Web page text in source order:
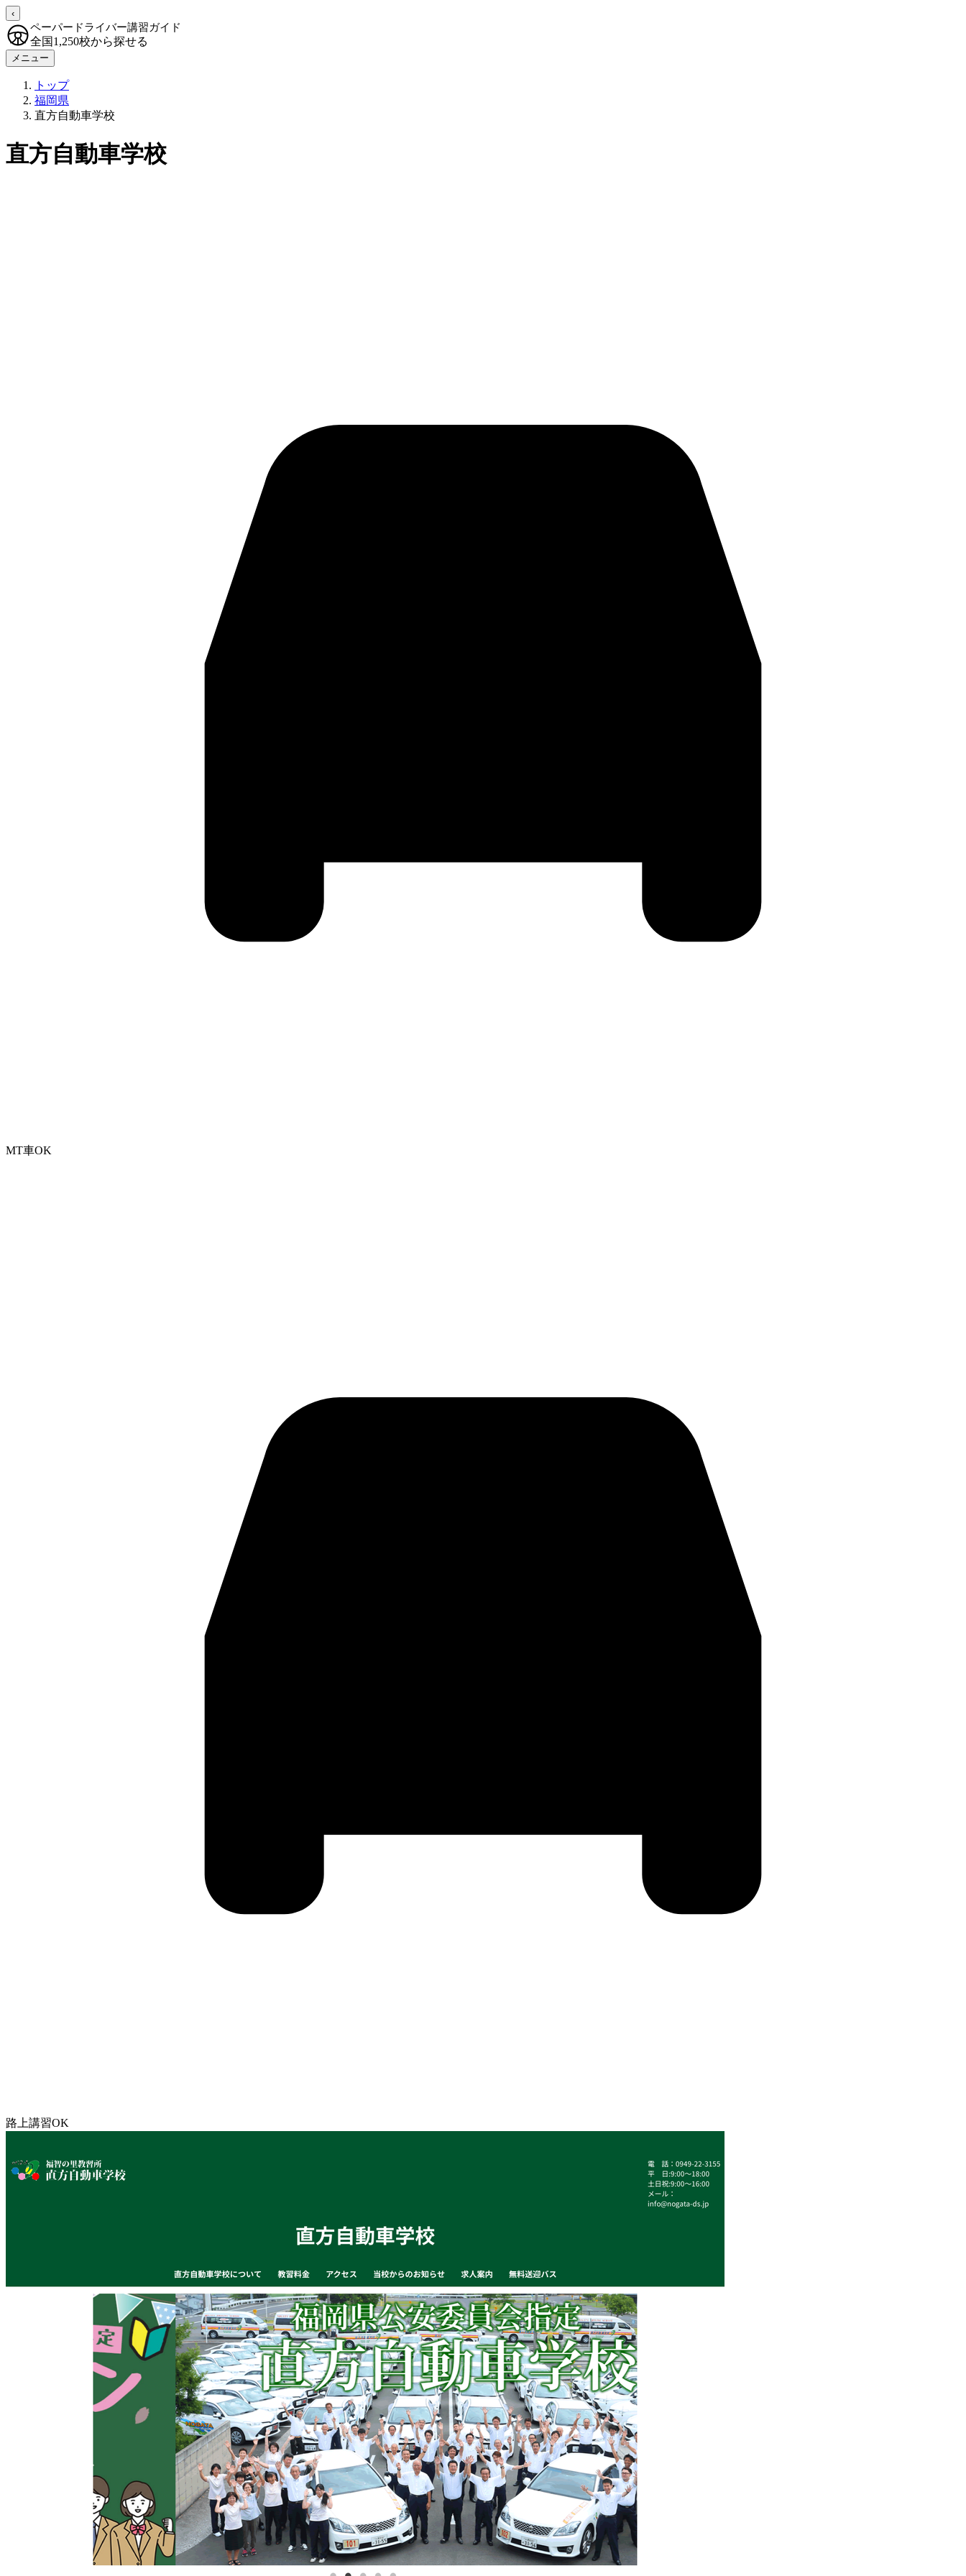
‹
ペーパードライバー講習ガイド
全国1,250校から探せる
メニュー
トップ
福岡県
直方自動車学校
直方自動車学校
MT車OK
路上講習OK